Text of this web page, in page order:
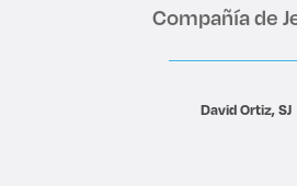
Compañía de
David Ortiz, SJ